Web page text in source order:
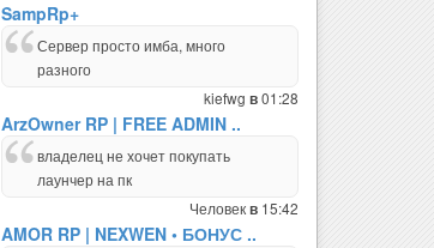
SampRp+
Сервер просто имба, много
разного
kiefwg в01:28
ArzOwner RP | FREE ADMIN ..
владелец не хочет покупать
лаунчер на пк
Человекв 15:42
AMOR RP | NEXWEN • БОНУС ..